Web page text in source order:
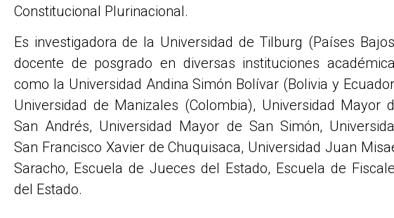
Constitucional Plurinacional.
Es investigadora de la Universidad de Tilburg (Países
docente de posgrado en diversas instituciones
como la Universidad Andina Simón Bolívar (Bolivia y
Universidad de Manizales (Colombia), Universidad Mayor
San Andrés, Universidad Mayor de San Simón,
San Francisco Xavier de Chuquisaca, Universidad Juan
Saracho, Escuela de Jueces del Estado, Escuela de
del Estado.